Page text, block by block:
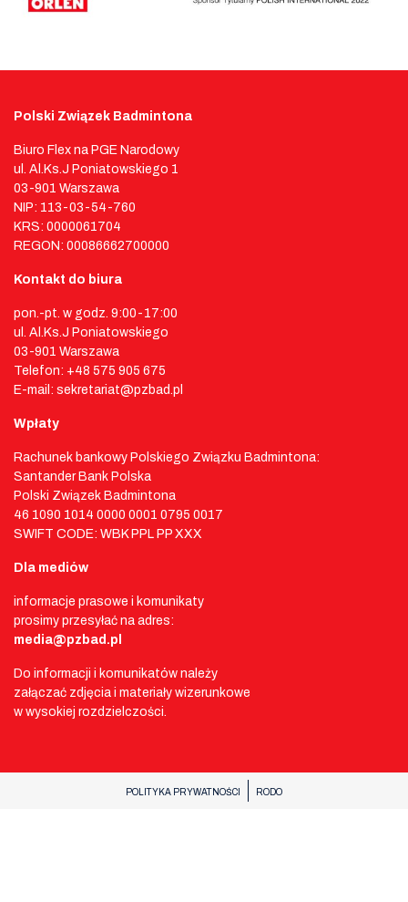
Polski Związek Badmintona
Biuro Flex na PGE Narodowy
ul. Al.Ks.J Poniatowskiego 1
03-901 Warszawa
NIP: 113-03-54-760
KRS: 0000061704
REGON: 00086662700000
Kontakt do biura
pon.-pt. w godz. 9:00-17:00
ul. Al.Ks.J Poniatowskiego
03-901 Warszawa
Telefon: +48 575 905 675
E-mail: sekretariat@pzbad.pl
Wpłaty
Rachunek bankowy Polskiego Związku Badmintona:
Santander Bank Polska
Polski Związek Badmintona
46 1090 1014 0000 0001 0795 0017
SWIFT CODE: WBK PPL PP XXX
Dla mediów
informacje prasowe i komunikaty
prosimy przesyłać na adres:
media@pzbad.pl
Do informacji i komunikatów należy
załączać zdjęcia i materiały wizerunkowe
w wysokiej rozdzielczości.
POLITYKA PRYWATNOŚCI RODO